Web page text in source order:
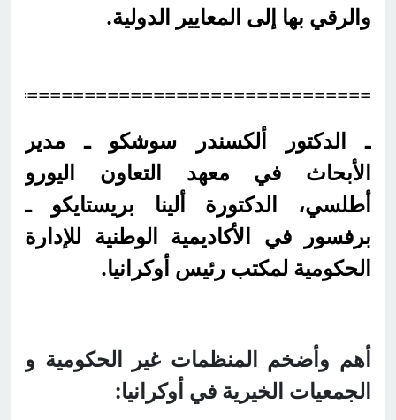
والرقي بها إلى المعايير الدولية.
ـ الدكتور ألكسندر سوشكو ـ مدير
الأبحاث في معهد التعاون اليورو
أطلسي، الدكتورة ألينا بريستايكو ـ
برفسور في الأكاديمية الوطنية للإدارة
الحكومية لمكتب رئيس أوكرانيا.
أهم وأضخم المنظمات غير الحكومية و
الجمعيات الخيرية في أوكرانيا: